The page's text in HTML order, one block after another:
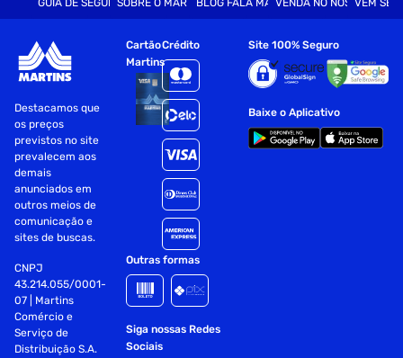
Destacamos que
os preços
previstos no site
prevalecem aos
demais
anunciados em
outros meios de
comunicação e
sites de buscas.
CNPJ
43.214.055/0001-
07 | Martins
Comércio e
Serviço de
Distribuição S.A.
Cartão
Martins
Crédito
Outras formas
Siga nossas Redes
Sociais
Site 100% Seguro
Baixe o Aplicativo